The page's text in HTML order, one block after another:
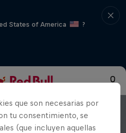
States of America
?
que son necesarias por
tu consentimiento, se
(que incluyen aquellas